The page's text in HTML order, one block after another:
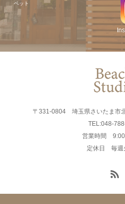
ペット
〒331-0804 埼玉県さいたま市
TEL:048-
営業時間 9:00
定休日 毎週